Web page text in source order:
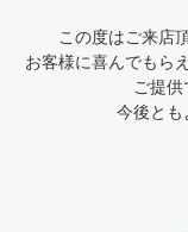
この度はご来店
お客様に喜んでもら
ご提供
今後とも